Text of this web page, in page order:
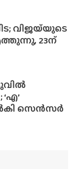
വിജയ്‌യുടെ
23ന്
സെൻസർ